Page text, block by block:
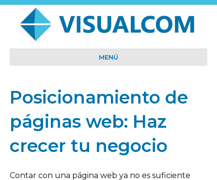
MENÚ
Posicionamiento de
páginas web: Haz
crecer tu negocio
Contar con una página web ya no es suficiente